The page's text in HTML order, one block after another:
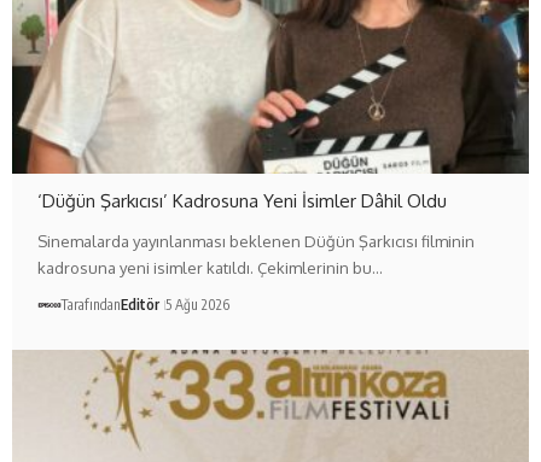
‘Düğün Şarkıcısı’ Kadrosuna Yeni İsimler Dâhil Oldu
Sinemalarda yayınlanması beklenen Düğün Şarkıcısı filminin
kadrosuna yeni isimler katıldı. Çekimlerinin bu…
TarafındanEditör 5 Ağu 2026